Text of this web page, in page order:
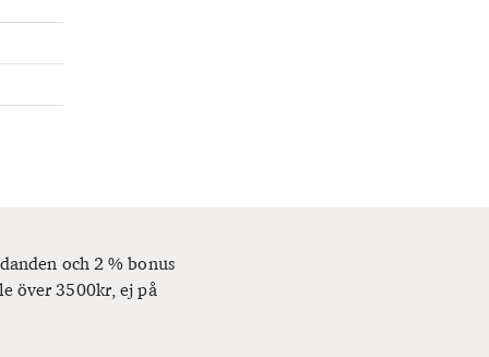
och 2 % bonus
över 3500kr, ej på